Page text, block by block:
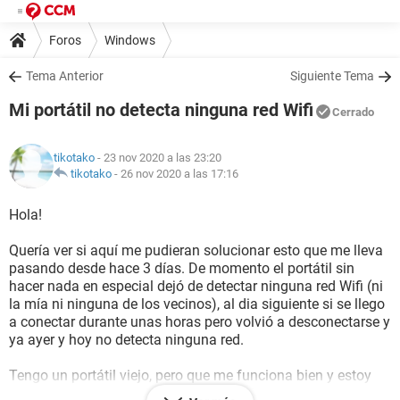
Foros Windows
Tema Anterior Siguiente Tema
Mi portátil no detecta ninguna red Wifi Cerrado
tikotako - 23 nov 2020 a las 23:20
tikotako - 26 nov 2020 a las 17:16
Hola!
Quería ver si aquí me pudieran solucionar esto que me lleva
pasando desde hace 3 días. De momento el portátil sin
hacer nada en especial dejó de detectar ninguna red Wifi (ni
la mía ni ninguna de los vecinos), al dia siguiente si se llego
a conectar durante unas horas pero volvió a desconectarse y
ya ayer y hoy no detecta ninguna red.
Tengo un portátil viejo, pero que me funciona bien y estoy
contento con él. Es un Sony Vaio serie FW. Utilizo el